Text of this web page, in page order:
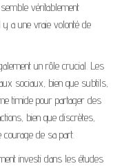
véritablement
y a une vraie volonté de
un rôle crucial. Les
sociaux, bien que subtils,
timide pour partager des
bien que discrètes,
courage de sa part.
investi dans les études